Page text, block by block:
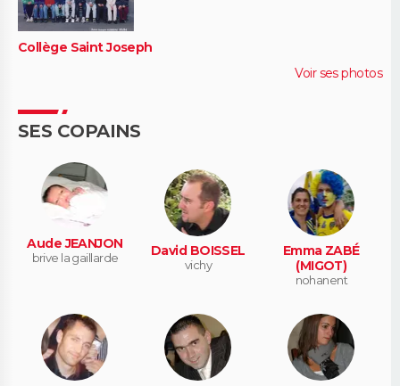
Collège Saint Joseph
Voir ses photos
SES COPAINS
Aude JEANJON
brive la gaillarde David BOISSEL
vichy
Emma ZABÉ
(MIGOT)
nohanent